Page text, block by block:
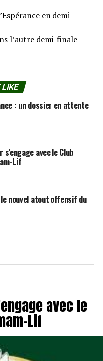
en demi-
l’autre demi-finale
LIKE
: un dossier en attente
s’engage avec le Club
Lif
le nouvel atout offensif du
avec le
Lif